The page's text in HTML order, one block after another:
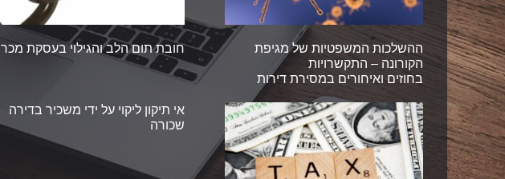
ההשלכות המשפטיות של מגיפת
הקורונה – התקשרויות
בחוזים ואיחורים במסירת דירות
חובת תום הלב והגילוי בעסקת מכר
אי תיקון ליקוי על ידי משכיר בדירה
שכורה